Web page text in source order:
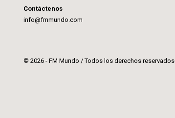
Contáctenos
info@fmmundo.com
© 2026 - FM Mundo / Todos los derechos reservados.